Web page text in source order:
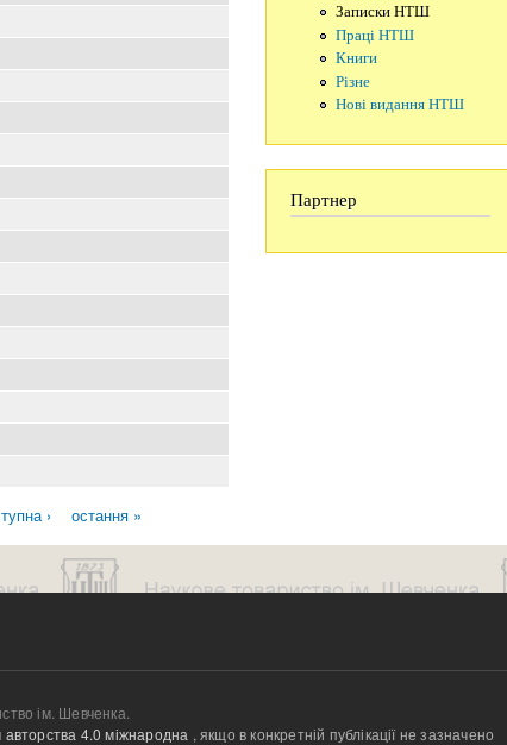
› остання »
Записки НТШ
Праці НТШ
Книги
Різне
Нові видання НТШ
Партнер
ім. Шевченка.
4.0 міжнародна , якщо в конкретній публікації не зазначено